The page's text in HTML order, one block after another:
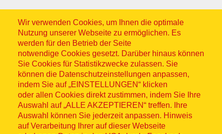
Wir verwenden Cookies, um Ihnen die optimale
Nutzung unserer Webseite zu ermöglichen. Es
werden für den Betrieb der Seite
notwendige Cookies gesetzt. Darüber hinaus können
Sie Cookies für Statistikzwecke zulassen. Sie
können die Datenschutzeinstellungen anpassen,
indem Sie auf „EINSTELLUNGEN“ klicken
oder allen Cookies direkt zustimmen, indem Sie Ihre
Auswahl auf „ALLE AKZEPTIEREN“ treffen. Ihre
Auswahl können Sie jederzeit anpassen. Hinweis
auf Verarbeitung Ihrer auf dieser Webseite
Sitemap
© ASB 2026